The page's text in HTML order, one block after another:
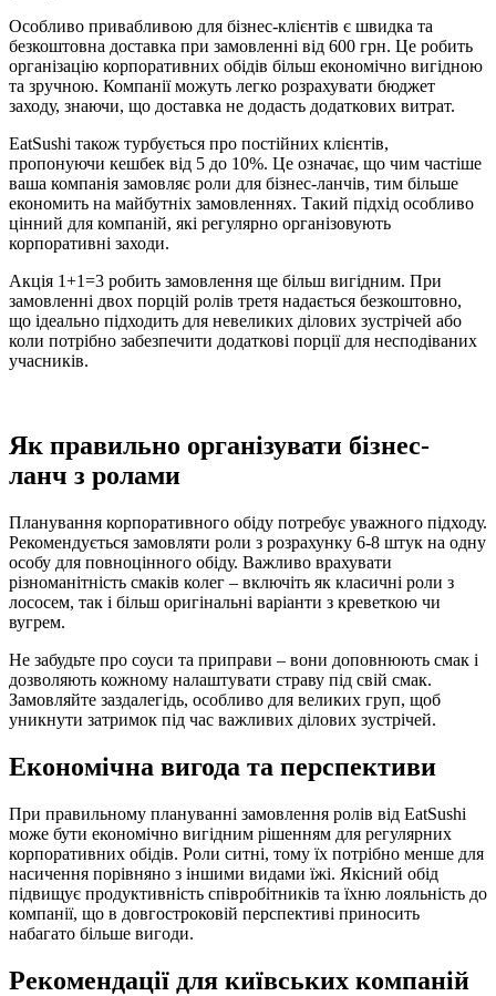
Особливо привабливою для бізнес-клієнтів є швидка та
безкоштовна доставка при замовленні від 600 грн. Це робить
організацію корпоративних обідів більш економічно вигідною
та зручною. Компанії можуть легко розрахувати бюджет
заходу, знаючи, що доставка не додасть додаткових витрат.
EatSushi також турбується про постійних клієнтів,
пропонуючи кешбек від 5 до 10%. Це означає, що чим частіше
ваша компанія замовляє роли для бізнес-ланчів, тим більше
економить на майбутніх замовленнях. Такий підхід особливо
цінний для компаній, які регулярно організовують
корпоративні заходи.
Акція 1+1=3 робить замовлення ще більш вигідним. При
замовленні двох порцій ролів третя надається безкоштовно,
що ідеально підходить для невеликих ділових зустрічей або
коли потрібно забезпечити додаткові порції для несподіваних
учасників.
Як правильно організувати бізнес-
ланч з ролами
Планування корпоративного обіду потребує уважного підходу.
Рекомендується замовляти роли з розрахунку 6-8 штук на одну
особу для повноцінного обіду. Важливо врахувати
різноманітність смаків колег – включіть як класичні роли з
лососем, так і більш оригінальні варіанти з креветкою чи
вугрем.
Не забудьте про соуси та приправи – вони доповнюють смак і
дозволяють кожному налаштувати страву під свій смак.
Замовляйте заздалегідь, особливо для великих груп, щоб
уникнути затримок під час важливих ділових зустрічей.
Економічна вигода та перспективи
При правильному плануванні замовлення ролів від EatSushi
може бути економічно вигідним рішенням для регулярних
корпоративних обідів. Роли ситні, тому їх потрібно менше для
насичення порівняно з іншими видами їжі. Якісний обід
підвищує продуктивність співробітників та їхню лояльність до
компанії, що в довгостроковій перспективі приносить
набагато більше вигоди.
Рекомендації для київських компаній